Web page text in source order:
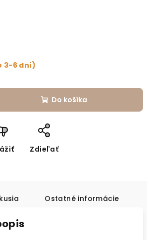
3-6 dní)
Do košíka
Zdieľať
Ostatné informácie